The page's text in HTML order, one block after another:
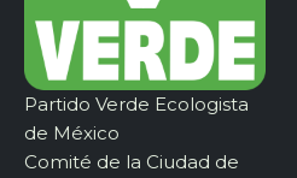
Partido Verde Ecologista
de México
Comité de la Ciudad de